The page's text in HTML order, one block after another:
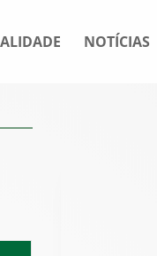
NOTÍCIAS